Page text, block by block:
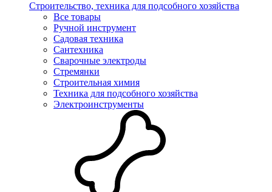
Строительство, техника для подсобного хозяйства
Все товары
Ручной инструмент
Садовая техника
Сантехника
Сварочные электроды
Стремянки
Строительная химия
Техника для подсобного хозяйства
Электроинструменты